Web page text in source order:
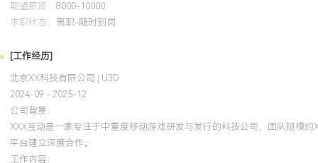
培训经历
2024-09
系统掌握了Unity引擎高级渲染、性能剖析与架构设计知识。将认证
理方法论应用于《XXX世界》项目，通过定制渲染管线与重构资源
机过热降频问题，使目标机型续航时间平均延长XXX分钟，相关优
部技术标准。
期望薪资： 8000-10000
求职状态： 离职-随时到岗
[工作经历]
北京XX科技有限公司 | U3D
2024-09 - 2025-12
公司背景：
XXX互动是一家专注于中重度移动游戏研发与发行的科技公司，团队规模
平台建立深度合作。
工作内容：